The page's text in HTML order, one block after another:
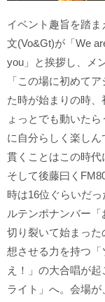
イベント趣旨を踏
文(Vo&Gt)が「We
you」と挨拶し、メ
「この場に初めて
た時が始まりの時
ょっとでも動いた
に自分らしく楽し
貫くことはこの時代
そして後藤曰く
時は16位ぐらいだ
ルテンポナンバー
切り裂いて始まった
想させる力を持つ「
え！」の大合唱が
ライト」へ。会場が